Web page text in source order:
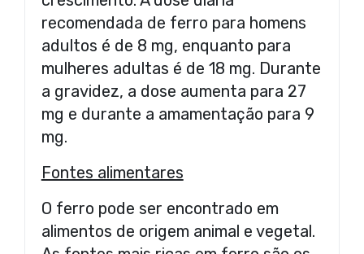
recomendada de ferro para homens
adultos é de 8 mg, enquanto para
mulheres adultas é de 18 mg. Durante
a gravidez, a dose aumenta para 27
mg e durante a amamentação para 9
mg.
Fontes alimentares
O ferro pode ser encontrado em
alimentos de origem animal e vegetal.